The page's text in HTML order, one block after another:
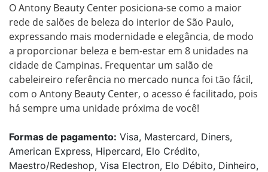
O Antony Beauty Center posiciona-se como a maior
rede de salões de beleza do interior de São Paulo,
expressando mais modernidade e elegância, de modo
a proporcionar beleza e bem-estar em 8 unidades na
cidade de Campinas. Frequentar um salão de
cabeleireiro referência no mercado nunca foi tão fácil,
com o Antony Beauty Center, o acesso é facilitado, pois
há sempre uma unidade próxima de você!
Formas de pagamento: Visa, Mastercard, Diners,
American Express, Hipercard, Elo Crédito,
Maestro/Redeshop, Visa Electron, Elo Débito, Dinheiro,